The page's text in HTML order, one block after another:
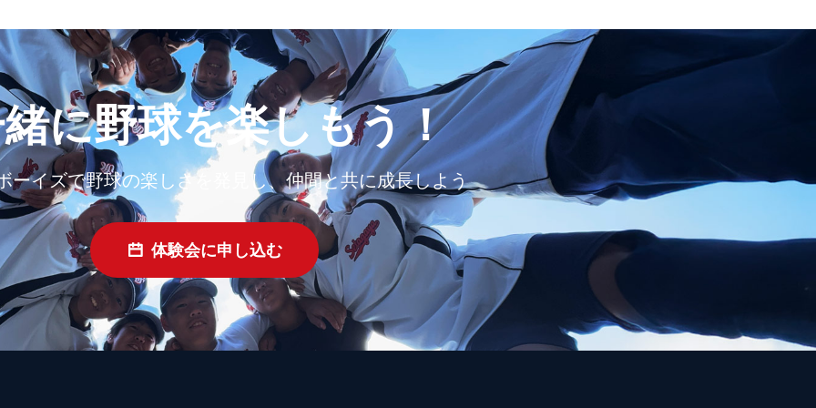
に野球を楽しもう！
ーイズで野球の楽しさを発見し、仲間と共に成長しよう
体験会に申し込む